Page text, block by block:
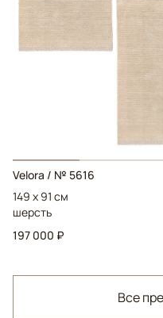
Velora / № 5616
149 x 91 см
шерсть
197 000 ₽
Все